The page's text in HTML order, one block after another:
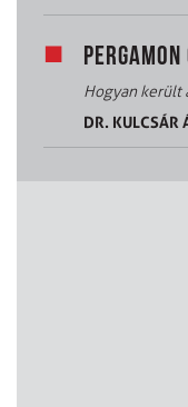
Hogyan került
DR. KULCSÁR